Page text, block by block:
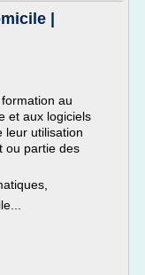
|
au
et aux logiciels
leur utilisation
ou partie des